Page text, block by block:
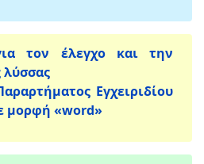
τον έλεγχο και την
Εγχειριδίου
μορφή «word»